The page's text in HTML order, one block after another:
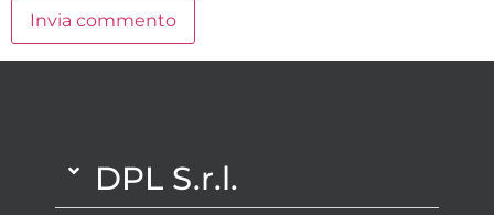
DPL S.r.l.